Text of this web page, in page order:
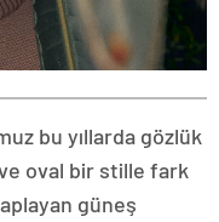
bu yıllarda gözlük
oval bir stille fark
güneş